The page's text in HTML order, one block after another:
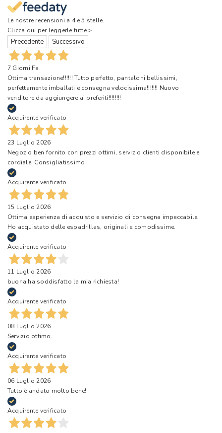
Le nostre recensioni a 4 e 5 stelle.
Clicca qui per leggerle tutte >
Precedente Successivo
7 Giorni Fa
Ottima transazione!!!!!! Tutto perfetto, pantaloni bellissimi,
perfettamente imballati e consegna velocissima!!!!!!! Nuovo
venditore da aggiungere ai preferiti!!!!!!!!
Acquirente verificato
23 Luglio 2026
Negozio ben fornito con prezzi ottimi, servizio clienti disponibile e
cordiale. Consigliatissimo !
Acquirente verificato
15 Luglio 2026
Ottima esperienza di acquisto e servizio di consegna impeccabile.
Ho acquistato delle espadrillas, originali e comodissime.
Acquirente verificato
11 Luglio 2026
buona ha soddisfatto la mia richiesta!
Acquirente verificato
08 Luglio 2026
Servizio ottimo.
Acquirente verificato
06 Luglio 2026
Tutto è andato molto bene!
Acquirente verificato